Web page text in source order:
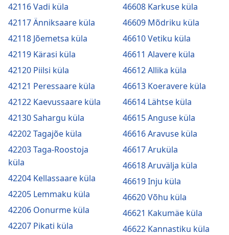
42116 Vadi küla
42117 Änniksaare küla
42118 Jõemetsa küla
42119 Kärasi küla
42120 Piilsi küla
42121 Peressaare küla
42122 Kaevussaare küla
42130 Sahargu küla
42202 Tagajõe küla
42203 Taga-Roostoja
küla
42204 Kellassaare küla
42205 Lemmaku küla
42206 Oonurme küla
42207 Pikati küla
46608 Karkuse küla
46609 Mõdriku küla
46610 Vetiku küla
46611 Alavere küla
46612 Allika küla
46613 Koeravere küla
46614 Lähtse küla
46615 Anguse küla
46616 Aravuse küla
46617 Aruküla
46618 Aruvälja küla
46619 Inju küla
46620 Võhu küla
46621 Kakumäe küla
46622 Kannastiku küla